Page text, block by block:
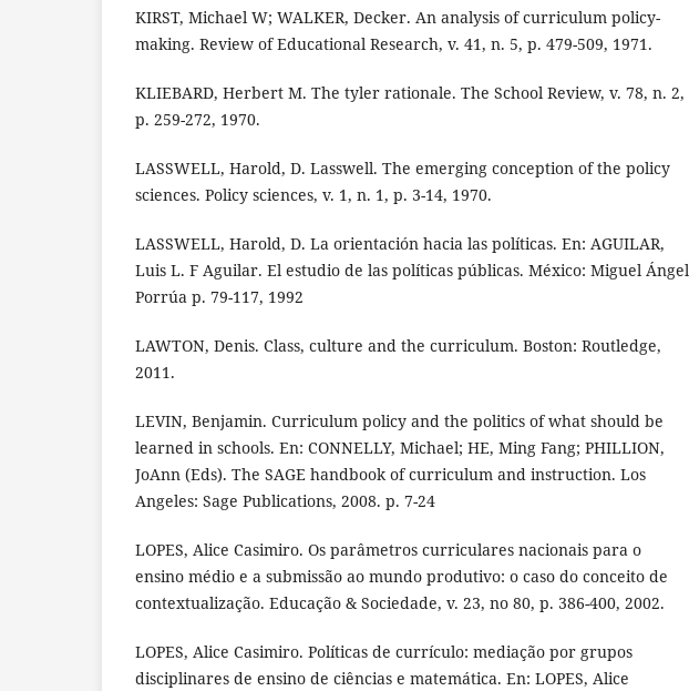
KIRST, Michael W; WALKER, Decker. An analysis of curriculum policy-
making. Review of Educational Research, v. 41, n. 5, p. 479-509, 1971.
KLIEBARD, Herbert M. The tyler rationale. The School Review, v. 78, n. 2,
p. 259-272, 1970.
LASSWELL, Harold, D. Lasswell. The emerging conception of the policy
sciences. Policy sciences, v. 1, n. 1, p. 3-14, 1970.
LASSWELL, Harold, D. La orientación hacia las políticas. En: AGUILAR,
Luis L. F Aguilar. El estudio de las políticas públicas. México: Miguel Ángel
Porrúa p. 79-117, 1992
LAWTON, Denis. Class, culture and the curriculum. Boston: Routledge,
2011.
LEVIN, Benjamin. Curriculum policy and the politics of what should be
learned in schools. En: CONNELLY, Michael; HE, Ming Fang; PHILLION,
JoAnn (Eds). The SAGE handbook of curriculum and instruction. Los
Angeles: Sage Publications, 2008. p. 7-24
LOPES, Alice Casimiro. Os parâmetros curriculares nacionais para o
ensino médio e a submissão ao mundo produtivo: o caso do conceito de
contextualização. Educação & Sociedade, v. 23, no 80, p. 386-400, 2002.
LOPES, Alice Casimiro. Políticas de currículo: mediação por grupos
disciplinares de ensino de ciências e matemática. En: LOPES, Alice